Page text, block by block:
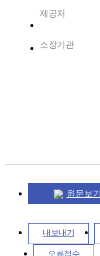
제공처
소장기관
원문보기
내보내기
오류접수